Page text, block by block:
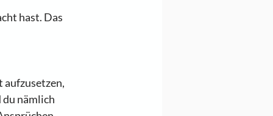
hast. Das
aufzusetzen,
du nämlich